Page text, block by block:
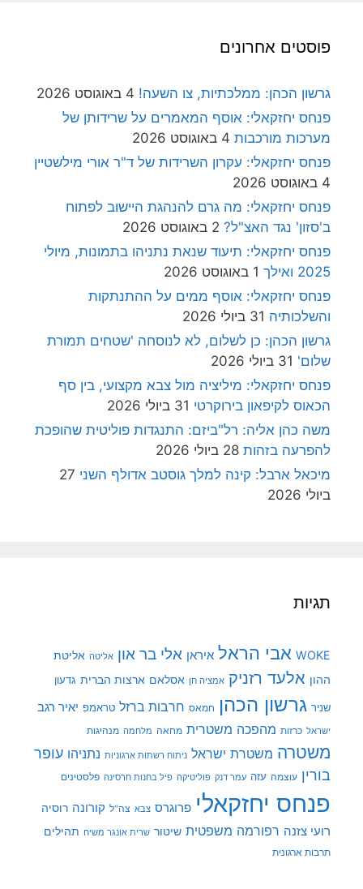
פוסטים אחרונים
גרשון הכהן: ממלכתיות, צו השעה! 4 באוגוסט 2026
פנחס יחזקאלי: אוסף המאמרים על שרידותן של
מערכות מורכבות 4 באוגוסט 2026
פנחס יחזקאלי: עקרון השרידות של ד"ר אורי מילשטיין
4 באוגוסט 2026
פנחס יחזקאלי: מה גרם להנהגת היישוב לפתוח
ב'סזון' נגד האצ"ל? 2 באוגוסט 2026
פנחס יחזקאלי: תיעוד שנאת נתניהו בתמונות, מיולי
2025 ואילך
1 באוגוסט 2026
פנחס יחזקאלי: אוסף ממים על ההתנתקות
והשלכותיה 31 ביולי 2026
גרשון הכהן: כן לשלום, לא לנוסחה 'שטחים תמורת
שלום' 31 ביולי 2026
פנחס יחזקאלי: מיליציה מול צבא מקצועי, בין סף
הכאוס לקיפאון בירוקרטי 31 ביולי 2026
משה כהן אליה: רל"ביזם: התנגדות פוליטית שהופכת
להפרעה בזהות 28 ביולי 2026
מיכאל ארבל: קינה למלך גוסטב אדולף השני 27
ביולי 2026
תגיות
WOKE אבי הראל איראן אלי בר און אליטה אליטת
ההון אלעד רזניק אמציה חן אסלאם ארצות הברית גדעון
שניר גרשון הכהן חמאס חרבות ברזל טראמפ יאיר רגב
ישראל כרזות מהפכה משטרית מחאה מלחמה מנהיגות
משטרה משטרת ישראל ניתוח רשתות ארגוניות נתניהו עופר
בורין עוצמה עזה עמר דנק פוליטיקה פיל בחנות חרסינה פלסטינים
פנחס יחזקאלי פרוגרס צבא צה"ל קורונה רוסיה
רועי צזנה רפורמה משפטית שיטור שרית אונגר משיח תהילים
תרבות ארגונית